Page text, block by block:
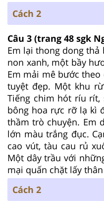
Cách 2
Câu 3 (trang 48 sgk
Em lại thong dong thả
non xanh, một bầy
Em mải mê bước
tuyệt đẹp. Một khu
Tiếng chim hót ríu rít,
bông hoa rực rỡ lạ kì
thầm trò chuyện. Em
lớn màu trắng đục.
cao vút, tàu cau rủ
Một dây trầu với
mại quấn chặt lấy
Cách 2